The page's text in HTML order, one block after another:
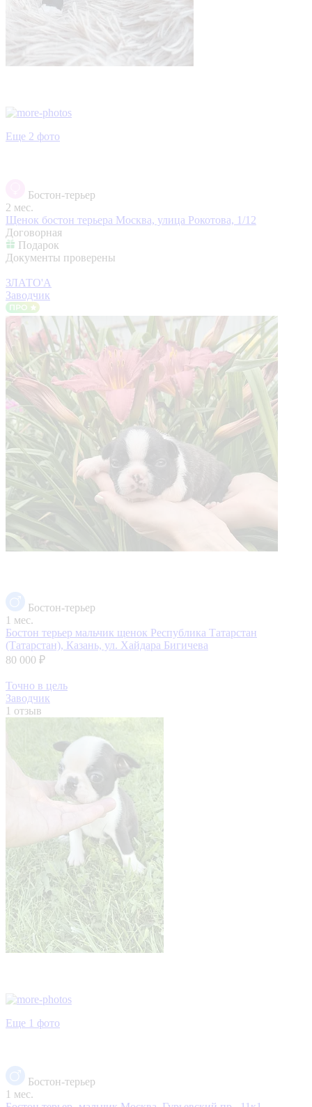
Еще 2 фото
Бостон-терьер
2 мес.
Щенок бостон терьера Москва, улица Рокотова, 1/12
Договорная
Подарок
Документы проверены
ЗЛАТО'А
Заводчик
Бостон-терьер
1 мес.
Бостон терьер мальчик щенок Республика Татарстан
(Татарстан), Казань, ул. Хайдара Бигичева
80 000 ₽
Точно в цель
Заводчик
1 отзыв
Еще 1 фото
Бостон-терьер
1 мес.